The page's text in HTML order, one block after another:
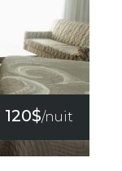
120$/nuit